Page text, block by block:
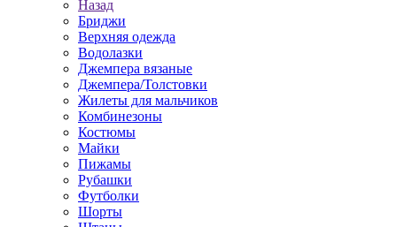
Назад
Бриджи
Верхняя одежда
Водолазки
Джемпера вязаные
Джемпера/Толстовки
Жилеты для мальчиков
Комбинезоны
Костюмы
Майки
Пижамы
Рубашки
Футболки
Шорты